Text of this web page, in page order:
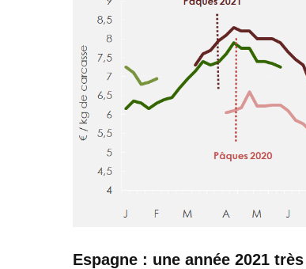
Espagne : une année 2021